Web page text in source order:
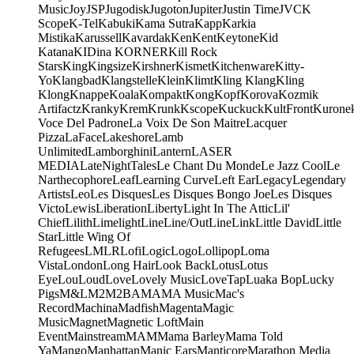
MusicJoyJSPJugodiskJugotonJupiterJustin TimeJVCK
ScopeK-TelKabukiKama SutraKappKarkia
MistikaKarussellKavardakKenKentKeytoneKid
KatanaKIDina KORNERKill Rock
StarsKingKingsizeKirshnerKismetKitchenwareKitty-
YoKlangbadKlangstelleKleinKlimtKling KlangKling
KlongKnappeKoalaKompaktKongKopfKorovaKozmik
ArtifactzKrankyKremKrunkKscopeKuckuckKultFront
Voce Del PadroneLa Voix De Son MaitreLacquer
PizzaLaFaceLakeshoreLamb
UnlimitedLamborghiniLanternLASER
MEDIALateNightTalesLe Chant Du MondeLe Jazz CoolLe
NarthecophoreLeafLearning CurveLeft EarLegacyLegendary
ArtistsLeoLes DisquesLes Disques Bongo JoeLes Disques
VictoLewisLiberationLibertyLight In The AtticLil'
ChiefLilithLimelightLineLine/OutLineLinkLittle DavidLittle
StarLittle Wing Of
RefugeesLMLRLofiLogicLogoLollipopLoma
VistaLondonLong HairLook BackLotusLotus
EyeLouLoudLoveLovely MusicLoveTapLuaka BopLucky
PigsM&LM2M2BAMAMA MusicMac's
RecordMachinaMadfishMagentaMagic
MusicMagnetMagnetic LoftMain
EventMainstreamMAMMama BarleyMama Told
YaMangoManhattanManic EarsManticoreMarathon Media